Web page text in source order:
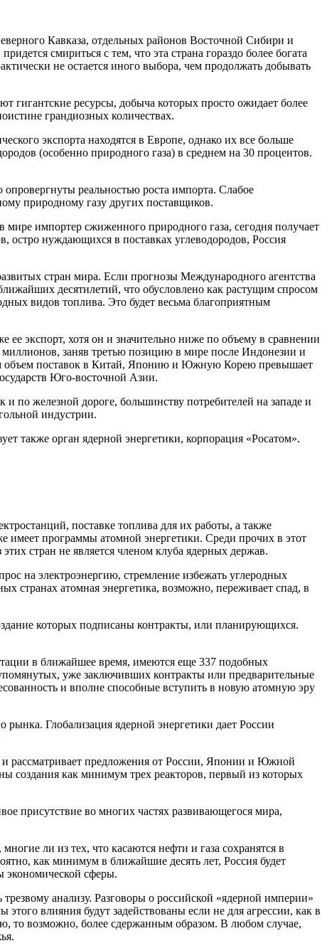
Кавказа, отдельных районов Восточной Сибири и
смириться с тем, что эта страна гораздо более богата
не остается иного выбора, чем продолжать добывать
гигантские ресурсы, добыча которых просто ожидает более
грандиозных количествах.
экспорта находятся в Европе, однако их все больше
(особенно природного газа) в среднем на 30 процентов.
реальностью роста импорта. Слабое
природному газу других поставщиков.
импортер сжиженного природного газа, сегодня получает
остро нуждающихся в поставках углеводородов, Россия
стран мира. Если прогнозы Международного агентства
десятилетий, что обусловлено как растущим спросом
видов топлива. Это будет весьма благоприятным
экспорт, хотя он и значительно ниже по объему в сравнении
миллионов, заняв третью позицию в мире после Индонезии и
объем поставок в Китай, Японию и Южную Корею превышает
Юго-восточной Азии.
по железной дороге, большинству потребителей на западе и
индустрии.
также орган ядерной энергетики, корпорация «Росатом».
поставке топлива для их работы, а также
имеет программы атомной энергетики. Среди прочих в этот
стран не является членом клуба ядерных держав.
на электроэнергию, стремление избежать углеродных
странах атомная энергетика, возможно, переживает спад, в
которых подписаны контракты, или планирующихся.
в ближайшее время, имеются еще 337 подобных
уже заключивших контракты или предварительные
и вполне способные вступить в новую атомную эру
Глобализация ядерной энергетики дает России
и рассматривает предложения от России, Японии и Южной
создания как минимум трех реакторов, первый из которых
присутствие во многих частях развивающегося мира,
ли из тех, что касаются нефти и газа сохранятся в
как минимум в ближайшие десять лет, Россия будет
экономической сферы.
анализу. Разговоры о российской «ядерной империи»
влияния будут задействованы если не для агрессии, как в
то возможно, более сдержанным образом. В любом случае,